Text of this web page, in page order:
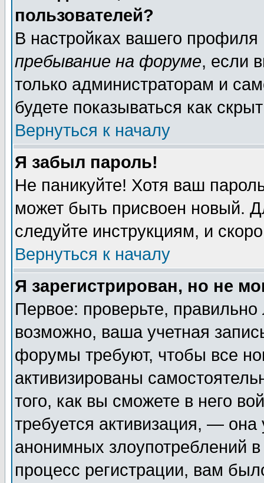
пользователей?
В настройках вашего
пребывание на форуме, если
только администраторам и
будете показываться как
Вернуться к началу
Я забыл пароль!
Не паникуйте! Хотя ваш
может быть присвоен новый.
следуйте инструкциям, и
Вернуться к началу
Я зарегистрирован, но не
Первое: проверьте,
возможно, ваша учетная
форумы требуют, чтобы все
активизированы
того, как вы сможете в него
требуется активизация, —
анонимных злоупотреблений
процесс регистрации, вам